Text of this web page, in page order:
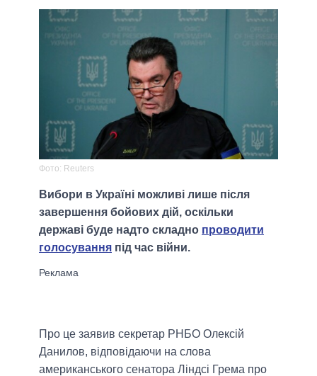
Фото: Reuters
Вибори в Україні можливі лише після
завершення бойових дій, оскільки
державі буде надто складно проводити
голосування під час війни.
Про це заявив секретар РНБО Олексій
Данилов, відповідаючи на слова
американського сенатора Ліндсі Грема про